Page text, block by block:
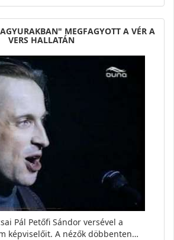
MEGFAGYOTT A VÉR A
VERS HALLATÁN
Pál Petőfi Sándor versével a
képviselőit. A nézők döbbenten…